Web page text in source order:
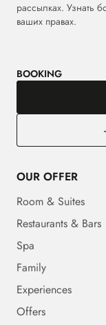
рассылках. Узнать
ваших правах.
BOOKING
OUR OFFER
Room & Suites
Restaurants & Bars
Spa
Family
Experiences
Offers